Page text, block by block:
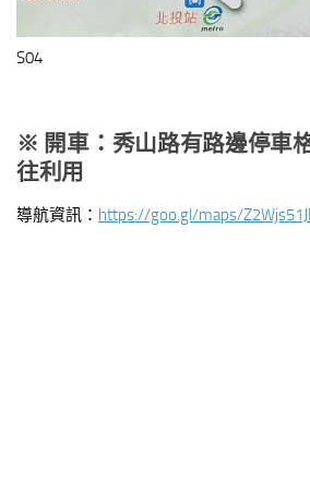
S04
※ 開車：秀山路有路邊停車
往利用
導航資訊： https://goo.gl/maps/